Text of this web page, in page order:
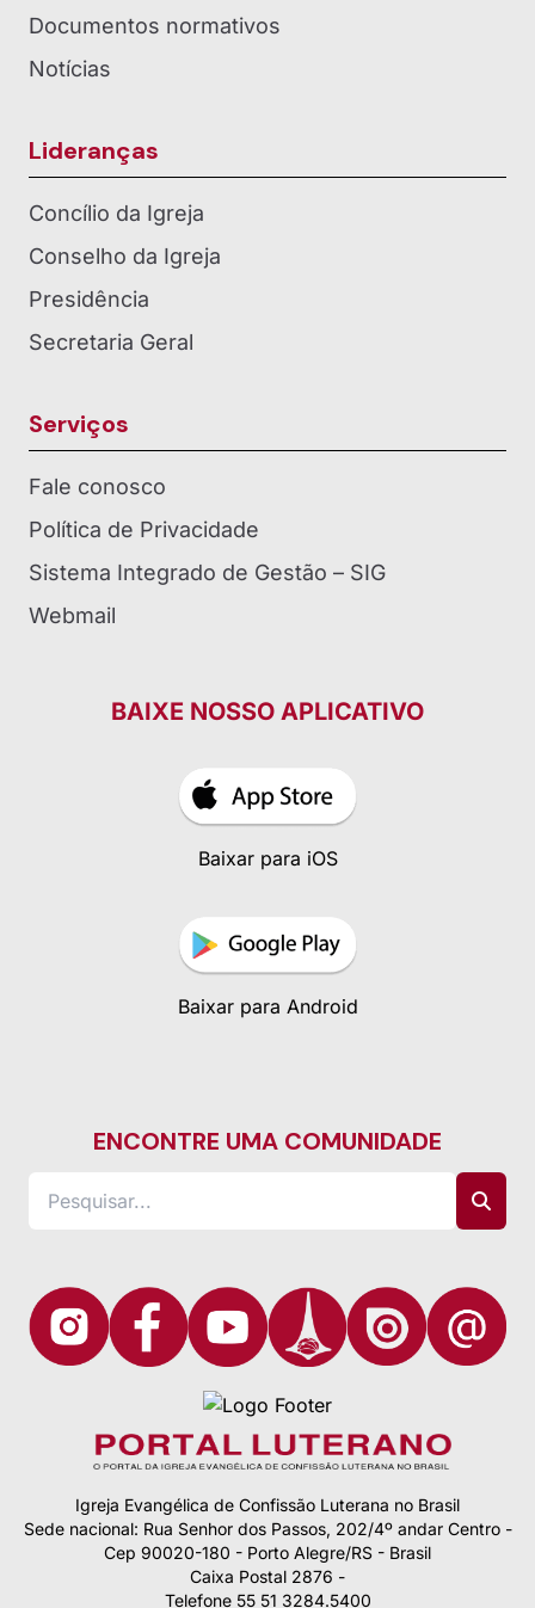
Documentos normativos
Notícias
Lideranças
Concílio da Igreja
Conselho da Igreja
Presidência
Secretaria Geral
Serviços
Fale conosco
Política de Privacidade
Sistema Integrado de Gestão – SIG
Webmail
BAIXE NOSSO APLICATIVO
Baixar para iOS
Baixar para Android
ENCONTRE UMA COMUNIDADE
Igreja Evangélica de Confissão Luterana no Brasil
Sede nacional: Rua Senhor dos Passos, 202/4º andar Centro -
Cep 90020-180 - Porto Alegre/RS - Brasil
Caixa Postal 2876 -
Telefone 55 51 3284.5400